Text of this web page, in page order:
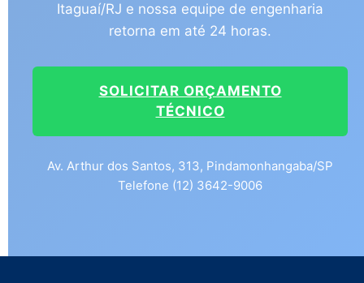
Itaguaí/RJ e nossa equipe de engenharia
retorna em até 24 horas.
SOLICITAR ORÇAMENTO
TÉCNICO
Av. Arthur dos Santos, 313, Pindamonhangaba/SP
Telefone (12) 3642-9006